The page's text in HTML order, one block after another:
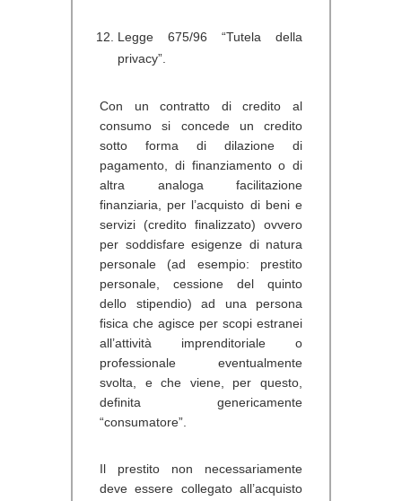
Legge 675/96 “Tutela della
privacy”.
Con un contratto di credito al
consumo si concede un credito
sotto forma di dilazione di
pagamento, di finanziamento o di
altra analoga facilitazione
finanziaria, per l’acquisto di beni e
servizi (credito finalizzato) ovvero
per soddisfare esigenze di natura
personale (ad esempio: prestito
personale, cessione del quinto
dello stipendio) ad una persona
fisica che agisce per scopi estranei
all’attività imprenditoriale o
professionale eventualmente
svolta, e che viene, per questo,
definita genericamente
“consumatore”.
Il prestito non necessariamente
deve essere collegato all’acquisto